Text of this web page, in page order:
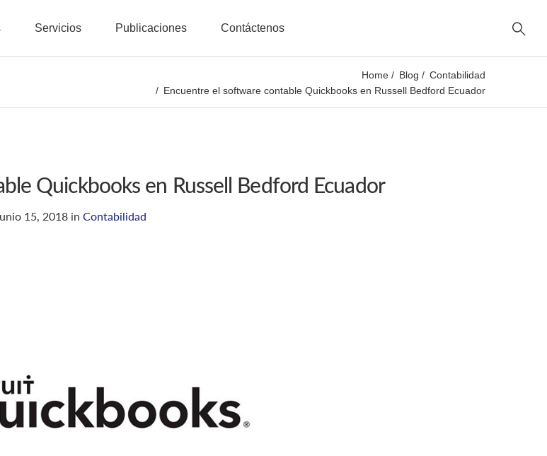
Servicios Publicaciones Contáctenos
Home Blog
Contabilidad
Encuentre el software contable Quickbooks en Russell Bedford Ecuador
Quickbooks en Russell Bedford Ecuador
15, 2018in Contabilidad